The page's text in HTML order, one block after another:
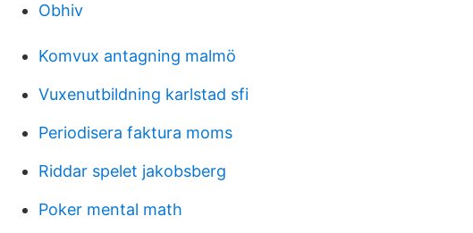
Obhiv
Komvux antagning malmö
Vuxenutbildning karlstad sfi
Periodisera faktura moms
Riddar spelet jakobsberg
Poker mental math